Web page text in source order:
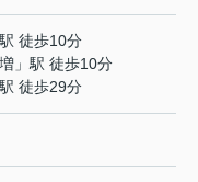
駅 徒歩10分
」駅 徒歩10分
駅 徒歩29分